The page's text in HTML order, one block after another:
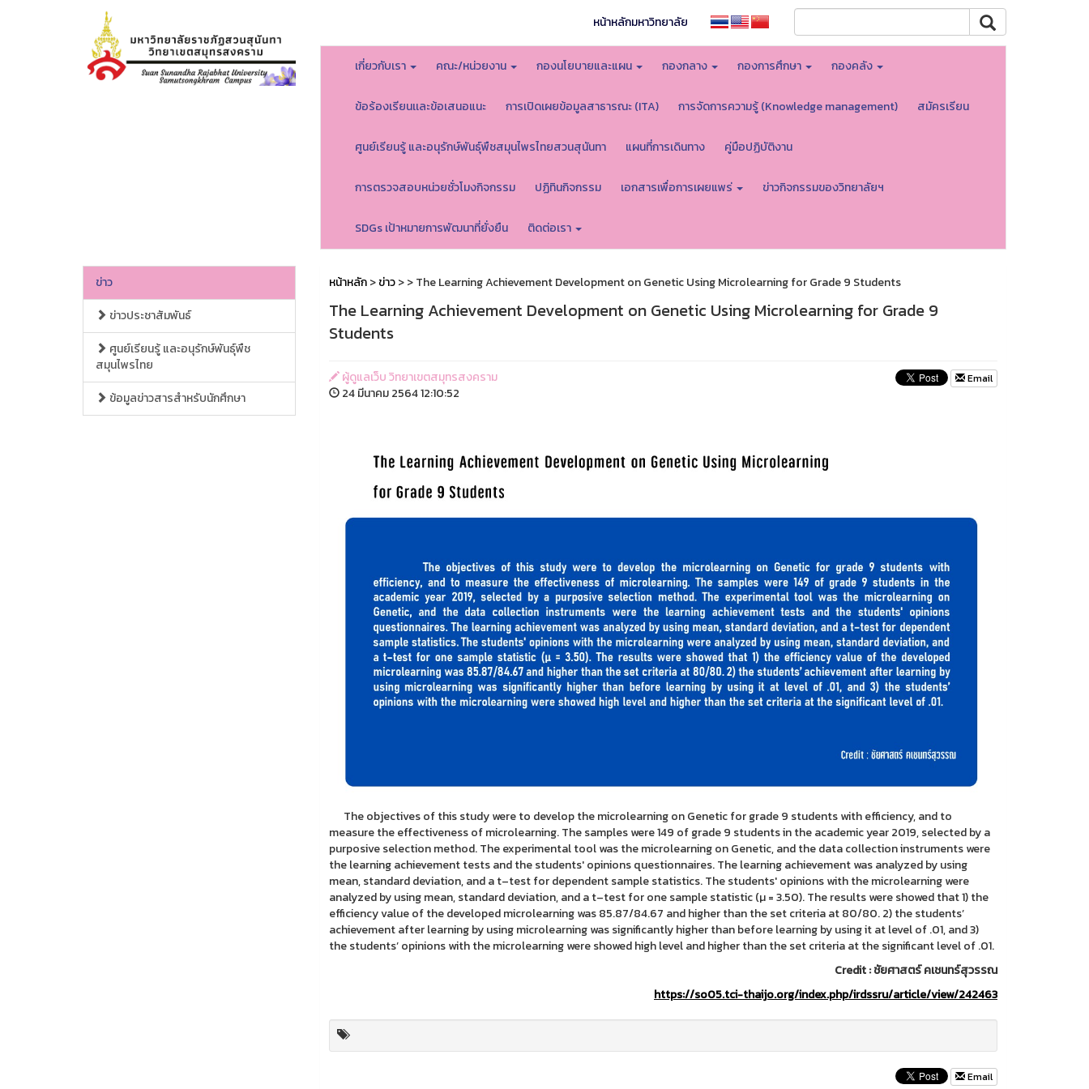
หน้าหลักมหาวิทยาลัย
เกี่ยวกับเรา คณะ/หน่วยงาน กองนโยบายและแผน กองกลาง กองการศึกษา กองคลัง
ข้อร้องเรียนเเละข้อเสนอแนะ การเปิดเผยข้อมูลสาธารณะ (ITA) การจัดการความรู้ (Knowledge management) สมัครเรียน
ศูนย์เรียนรู้ และอนุรักษ์พันธุ์พืชสมุนไพรไทยสวนสุนันทา แผนที่การเดินทาง คู่มือปฏิบัติงาน
การตรวจสอบหน่วยชั่วโมงกิจกรรม ปฏิทินกิจกรรม เอกสารเพื่อการเผยแพร่ ข่าวกิจกรรมของวิทยาลัยฯ
SDGs เป้าหมายการพัฒนาที่ยั่งยืน ติดต่อเรา
ข่าว
ข่าวประชาสัมพันธ์
ศูนย์เรียนรู้ และอนุรักษ์พันธุ์พืช
สมุนไพรไทย
ข้อมูลข่าวสารสำหรับนักศึกษา
หน้าหลัก>ข่าว>> The Learning Achievement Development on Genetic Using Microlearning for Grade 9 Students
The Learning Achievement Development on Genetic Using Microlearning for Grade 9
Students
ผู้ดูแลเว็บ วิทยาเขตสมุทรสงคราม
24 มีนาคม 2564 12:10:52
Email
The objectives of this study were to develop the microlearning on Genetic for grade 9 students with efficiency, and to
measure the effectiveness of microlearning. The samples were 149 of grade 9 students in the academic year 2019, selected by a
purposive selection method. The experimental tool was the microlearning on Genetic, and the data collection instruments were
the learning achievement tests and the students' opinions questionnaires. The learning achievement was analyzed by using
mean, standard deviation, and a t–test for dependent sample statistics. The students' opinions with the microlearning were
analyzed by using mean, standard deviation, and a t–test for one sample statistic (µ = 3.50). The results were showed that 1) the
efficiency value of the developed microlearning was 85.87/84.67 and higher than the set criteria at 80/80. 2) the students’
achievement after learning by using microlearning was significantly higher than before learning by using it at level of .01, and 3)
the students’ opinions with the microlearning were showed high level and higher than the set criteria at the significant level of .01.
Credit : ชัยศาสตร์ คเชนทร์สุวรรณ
https://so05.tci-thaijo.org/index.php/irdssru/article/view/242463
Email